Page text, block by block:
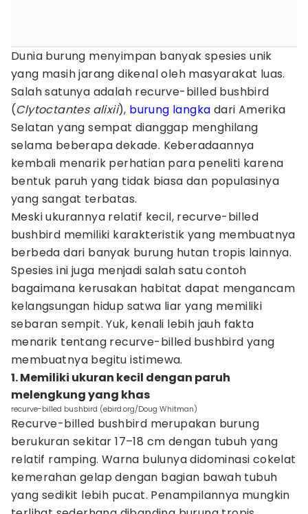
Dunia burung menyimpan banyak spesies unik
yang masih jarang dikenal oleh masyarakat luas.
Salah satunya adalah recurve-billed bushbird
(Clytoctantes alixii), burung langka dari Amerika
Selatan yang sempat dianggap menghilang
selama beberapa dekade. Keberadaannya
kembali menarik perhatian para peneliti karena
bentuk paruh yang tidak biasa dan populasinya
yang sangat terbatas.
Meski ukurannya relatif kecil, recurve-billed
bushbird memiliki karakteristik yang membuatnya
berbeda dari banyak burung hutan tropis lainnya.
Spesies ini juga menjadi salah satu contoh
bagaimana kerusakan habitat dapat mengancam
kelangsungan hidup satwa liar yang memiliki
sebaran sempit. Yuk, kenali lebih jauh fakta
menarik tentang recurve-billed bushbird yang
membuatnya begitu istimewa.
1. Memiliki ukuran kecil dengan paruh
melengkung yang khas
recurve-billed bushbird (ebird.org/Doug Whitman)
Recurve-billed bushbird merupakan burung
berukuran sekitar 17–18 cm dengan tubuh yang
relatif ramping. Warna bulunya didominasi cokelat
kemerahan gelap dengan bagian bawah tubuh
yang sedikit lebih pucat. Penampilannya mungkin